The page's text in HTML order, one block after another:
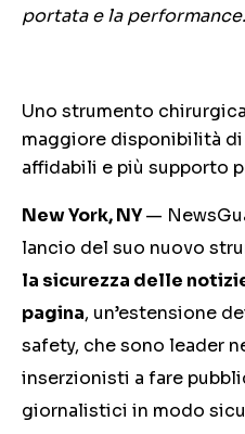
portata e la performance.
Uno strumento
maggiore disponibilità
affidabili e più supporto
New York, NY—
lancio del suo nuovo
la sicurezza delle
pagina, un’estensione
safety, che sono leader
inserzionisti a fare
giornalistici in modo